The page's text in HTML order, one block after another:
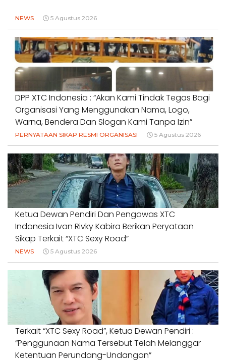
NEWS 5 Agustus 2026
DPP XTC Indonesia : “Akan Kami Tindak Tegas Bagi
Organisasi Yang Menggunakan Nama, Logo,
Warna, Bendera Dan Slogan Kami Tanpa Izin”
PERNYATAAN SIKAP RESMI ORGANISASI 5 Agustus 2026
Ketua Dewan Pendiri Dan Pengawas XTC
Indonesia Ivan Rivky Kabira Berikan Peryataan
Sikap Terkait “XTC Sexy Road”
NEWS 5 Agustus 2026
Terkait “XTC Sexy Road”, Ketua Dewan Pendiri :
“Penggunaan Nama Tersebut Telah Melanggar
Ketentuan Perundang-Undangan”